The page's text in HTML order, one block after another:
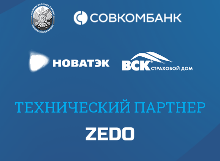
ТЕХНИЧЕСКИЙ ПАРТНЕР